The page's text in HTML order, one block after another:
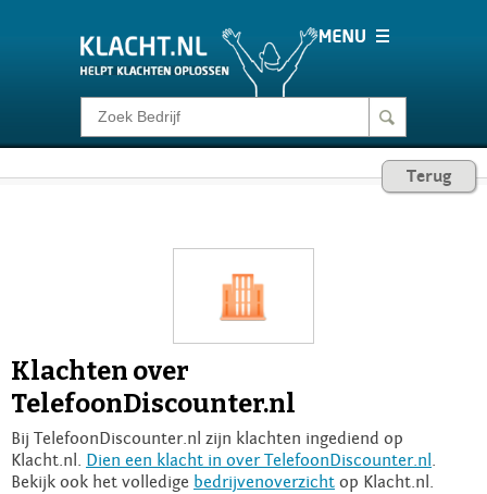
Klacht melden
Login
Terug
Klachten over
TelefoonDiscounter.nl
Bij TelefoonDiscounter.nl zijn klachten ingediend op
Klacht.nl. Dien een klacht in over TelefoonDiscounter.nl
Bekijk ook het volledige bedrijvenoverzicht op Klacht.nl.